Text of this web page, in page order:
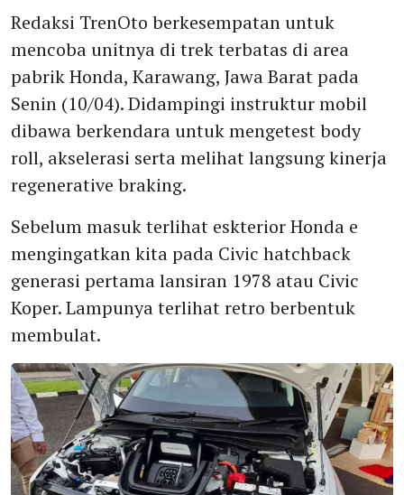
Redaksi TrenOto berkesempatan untuk
mencoba unitnya di trek terbatas di area
pabrik Honda, Karawang, Jawa Barat pada
Senin (10/04). Didampingi instruktur mobil
dibawa berkendara untuk mengetest body
roll, akselerasi serta melihat langsung kinerja
regenerative braking.
Sebelum masuk terlihat eskterior Honda e
mengingatkan kita pada Civic hatchback
generasi pertama lansiran 1978 atau Civic
Koper. Lampunya terlihat retro berbentuk
membulat.